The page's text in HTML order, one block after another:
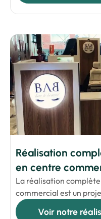
Réalisation
en centre
La réalisation complète
commercial est un
Voir notre